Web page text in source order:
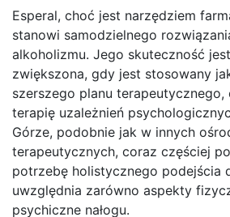
Esperal, choć jest narzędziem
stanowi samodzielnego
alkoholizmu. Jego skuteczność
zwiększona, gdy jest stosowany
szerszego planu terapeutycznego,
terapię uzależnień
Górze, podobnie jak w innych
terapeutycznych, coraz częściej
potrzebę holistycznego podejścia
uwzględnia zarówno aspekty
psychiczne nałogu.